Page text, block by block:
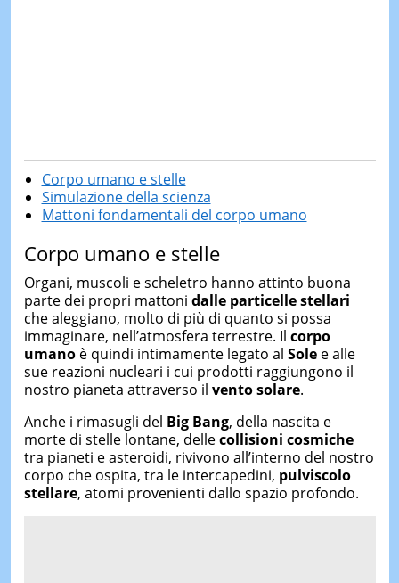
Corpo umano e stelle
Simulazione della scienza
Mattoni fondamentali del corpo umano
Corpo umano e stelle
Organi, muscoli e scheletro hanno attinto buona
parte dei propri mattoni dalle particelle stellari
che aleggiano, molto di più di quanto si possa
immaginare, nell’atmosfera terrestre. Il corpo
umanoè quindi intimamente legato al Solee alle
sue reazioni nucleari i cui prodotti raggiungono il
nostro pianeta attraverso il vento solare.
Anche i rimasugli del Big Bang, della nascita e
morte di stelle lontane, dellecollisioni cosmiche
tra pianeti e asteroidi, rivivono all’interno del nostro
corpo che ospita, tra le intercapedini, pulviscolo
stellare, atomi provenienti dallo spazio profondo.